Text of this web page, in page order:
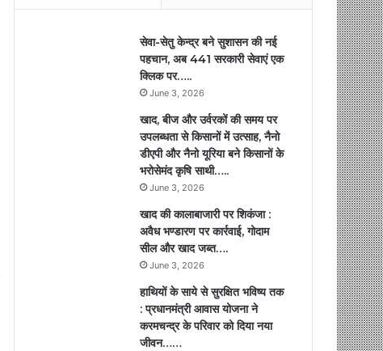
सेवा-सेतु केन्द्र बने सुशासन की नई
पहचान, अब 441 सरकारी सेवाएं एक
क्लिक पर…..
June 3, 2026
खाद, बीज और उर्वरकों की समय पर
उपलब्धता से किसानों में उत्साह, नैनो
डीएपी और नैनो यूरिया बने किसानों के
भरोसेमंद कृषि साथी…..
June 3, 2026
खाद की कालाबाजारी पर शिकंजा :
अवैध भण्डारण पर कार्रवाई, गोदाम
सील और खाद जब्त….
June 3, 2026
हाथियों के साये से सुरक्षित भविष्य तक
: प्रधानमंत्री आवास योजना ने
करमचन्द्र के परिवार को दिया नया
जीवन……